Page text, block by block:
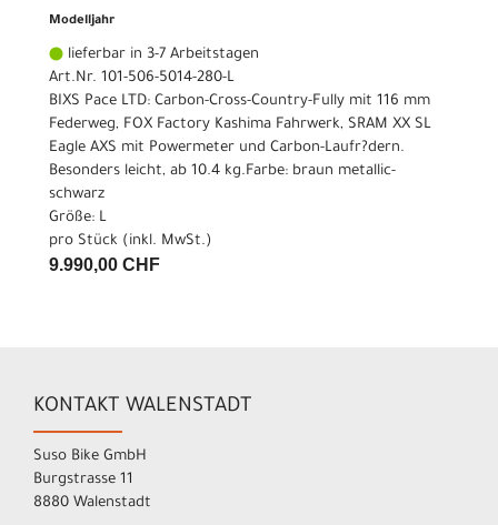
Modelljahr
lieferbar in 3-7 Arbeitstagen
Art.Nr. 101-506-5014-280-L
BIXS Pace LTD: Carbon-Cross-Country-Fully mit 116 mm
Federweg, FOX Factory Kashima Fahrwerk, SRAM XX SL
Eagle AXS mit Powermeter und Carbon-Laufr?dern.
Besonders leicht, ab 10.4 kg.Farbe: braun metallic-
schwarz
Größe: L
pro Stück (inkl. MwSt.)
9.990,00 CHF
KONTAKT WALENSTADT
Suso Bike GmbH
Burgstrasse 11
8880 Walenstadt